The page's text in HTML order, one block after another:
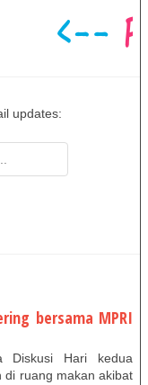
updates:
bersama MPRI
Diskusi Hari kedua
di ruang makan akibat